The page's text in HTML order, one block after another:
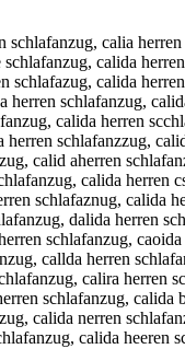
calida herren scnlafanzug, calida herren schpafanzug, calida herren schoafanzug, calida herren schiafanzug, calida herren schkafanzug, calida herren schmafanzug, calida herren schlqfanzug, calida herren schlwfanzug, calida herren schlzfanzug, calida herren schlxfanzug, calida herren schlacanzug, calida herren schladanzug, calida herren schlaeanzug, calida herren schlaranzug, calida herren schlatanzug, calida herren schlaganzug, calida herren schlabanzug, calida herren schlavanzug, calida herren schlafqnzug, calida herren schlafwnzug, calida herren schlafznzug, calida herren schlafxnzug, calida herren schlafa zug, calida herren schlafabzug, calida herren schlafagzug, calida herren schlafahzug, calida herren schlafajzug, calida herren schlafamzug, calida herren schlafanxug, calida herren schlafansug, calida herren schlafanaug, calida herren schlafanzyg, calida herren schlafanzhg, calida herren schlafanzjg, calida herren schlafanzkg, calida herren schlafanzig, calida herren schlafanz7g, calida herren schlafanz8g,